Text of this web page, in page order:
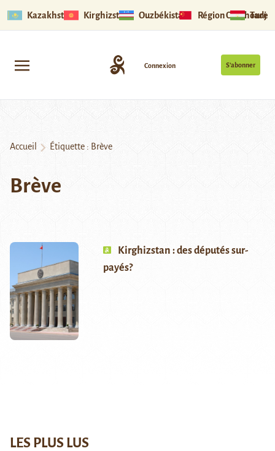
Kazakhstan Kirghizstan Ouzbékistan Région Ouïghoure
S’abonner
Connexion
Accueil Étiquette : Brève
Brève
Kirghizstan : des députés sur-
payés?
LES PLUS LUS